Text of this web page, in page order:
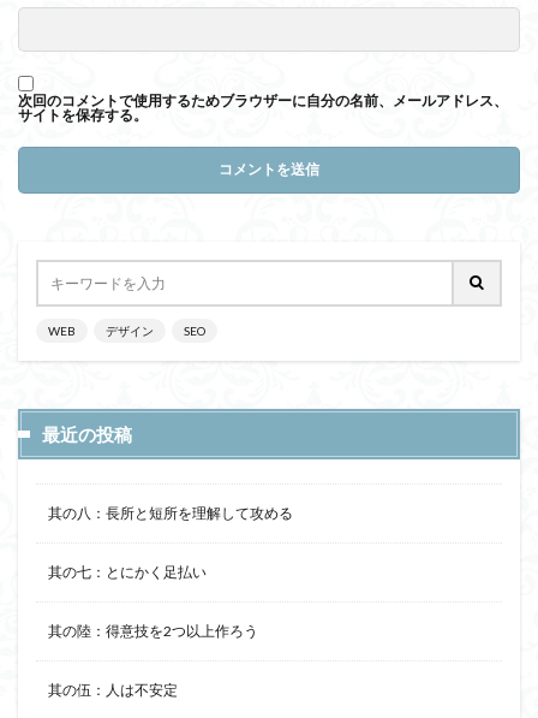
次回のコメントで使用するためブラウザーに自分の名前、メールアドレス、
サイトを保存する。
WEB デザイン SEO
最近の投稿
其の八：長所と短所を理解して攻める
其の七：とにかく足払い
其の陸：得意技を2つ以上作ろう
其の伍：人は不安定